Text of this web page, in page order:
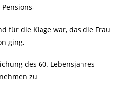
für die Klage war, das die Frau
ging,
des 60. Lebensjahres
zu